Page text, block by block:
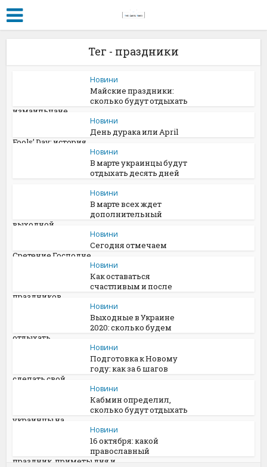
Тег - праздники
Новини
Майские праздники:
сколько будут отдыхать
измаильчане
Новини
День дурака или April
Fools’ Day: история...
Новини
В марте украинцы будут
отдыхать десять дней
Новини
В марте всех ждет
дополнительный
выходной
Новини
Сегодня отмечаем
Сретение Господне
Новини
Как оставаться
счастливым и после
праздников
Новини
Выходные в Украине
2020: сколько будем
отдыхать
Новини
Подготовка к Новому
году: как за 6 шагов
сделать свой...
Новини
Кабмин определил,
сколько будут отдыхать
украинцы на...
Новини
16 октября: какой
православный
праздник, приметы дня и...